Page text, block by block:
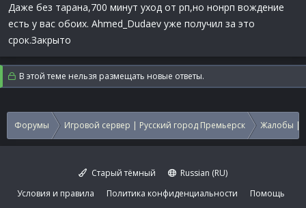
Даже без тарана,700 минут уход от рп,но нонрп вождение
есть у вас обоих. Ahmed_Dudaev уже получил за это
срок.Закрыто
В этой теме нельзя размещать новые ответы.
Форумы Игровой сервер | Русский город Премьерск Жалобы |
Старый тёмный
Russian (RU)
Условия и правила
Политика конфиденциальности Помощь